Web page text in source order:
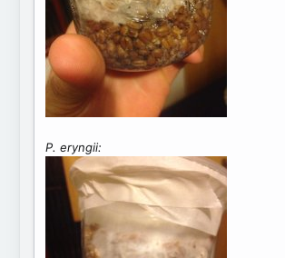
P. eryngii: